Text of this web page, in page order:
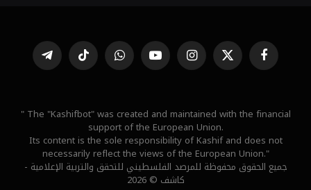
فيسبوك X
(Twitter)
الانستغراميوتيوب واتساب تيكتوك تيلقرام
" The "Kashifbot" was created and maintained with the financial
support of the European Union.
Its content is the sole responsibility of Kashif and does not
necessarily reflect the views of the European Union."
جميع الحقوق محفوظة للمرصد الفلسطيني للتحقق والتربية الإعلامية -
كاشف © 2026